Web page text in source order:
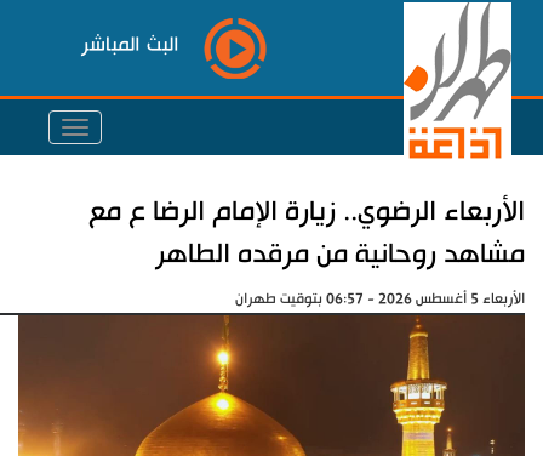
البث المباشر
الأربعاء الرضوي.. زيارة الإمام الرضا ع مع
مشاهد روحانية من مرقده الطاهر
الأربعاء 5 أغسطس 2026 - 06:57 بتوقيت طهران